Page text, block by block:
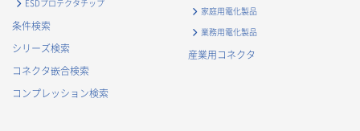
ESDプロテクタチップ
条件検索
シリーズ検索
コネクタ嵌合検索
コンプレッション検索
家庭用電化製品
業務用電化製品
産業用コネクタ